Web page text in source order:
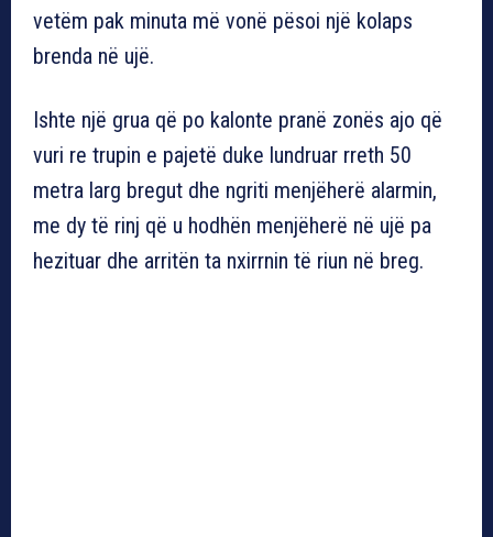
vetëm pak minuta më vonë pësoi një kolaps
brenda në ujë.
Ishte një grua që po kalonte pranë zonës ajo që
vuri re trupin e pajetë duke lundruar rreth 50
metra larg bregut dhe ngriti menjëherë alarmin,
me dy të rinj që u hodhën menjëherë në ujë pa
hezituar dhe arritën ta nxirrnin të riun në breg.